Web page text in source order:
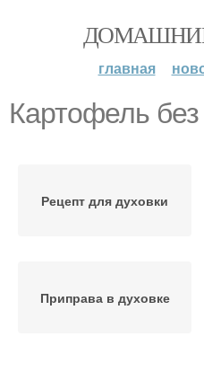
главная
Картофель без
Рецепт для духовки
Приправа в духовке